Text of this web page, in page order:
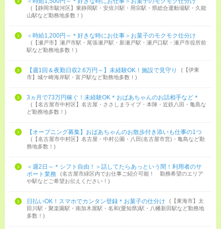
【静岡市駿河区】東静岡駅・安倍川駅・用宗駅・県総合運動場駅・久能
山駅など勤務地多数！
＜時給1,200円～＊好きな時にお仕事＞お菓子のモクモク仕分け
【瀬戸市】瀬戸市駅・尾張瀬戸駅・新瀬戸駅・瀬戸口駅・瀬戸市役所前
駅など勤務地多数！
【週1回＆夜勤日収2.6万円～】未経験OK！施設で見守り
【伊東
市】城ケ崎海岸駅・富戸駅など勤務地多数！
3ヵ月で73万円稼ぐ！未経験OK＊おばあちゃんのお話相手など＊
【名古屋市中村区】名古屋・ささしまライブ・本陣・近鉄八田・亀島な
ど勤務地多数！
【オープニング募集】おばあちゃんのお散歩付き添いも仕事の1つ
【名古屋市中村区】名古屋・中村公園・八田(名古屋市営)・亀島など勤
務地多数！
＜週2日～＊シフト自由！＞話してたらあっという間！利用者のサ
ポート業務
名古屋市緑区内でお仕事ご紹介可能！ 勤務希望のエリア
や駅などご希望お伝えください！
日払いOK！スマホでカンタン登録＊お菓子の仕分け
【東海市】太
田川駅・聚楽園駅・南加木屋駅・名和(愛知県)駅・八幡新田駅など勤務地
多数！